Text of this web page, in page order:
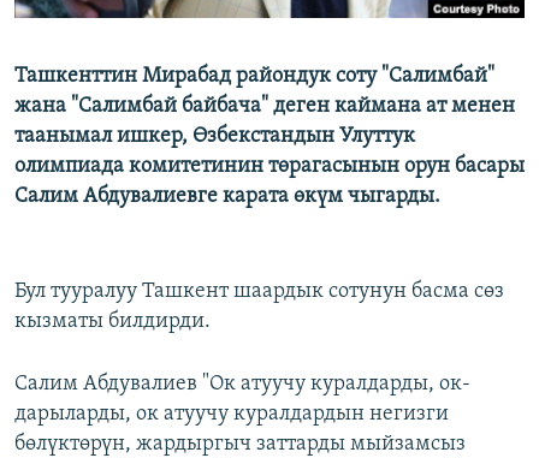
Ташкенттин Мирабад райондук соту "Салимбай"
жана "Салимбай байбача" деген каймана ат менен
таанымал ишкер, Өзбекстандын Улуттук
олимпиада комитетинин төрагасынын орун басары
Салим Абдувалиевге карата өкүм чыгарды.
Бул тууралуу Ташкент шаардык сотунун басма сөз
кызматы билдирди.
Салим Абдувалиев "Ок атуучу куралдарды, ок-
дарыларды, ок атуучу куралдардын негизги
бөлүктөрүн, жардыргыч заттарды мыйзамсыз